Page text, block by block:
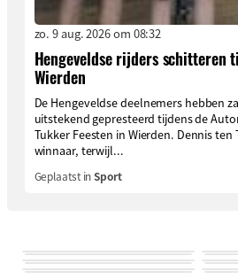
zo. 9 aug. 2026 om 08:32
Hengeveldse rijders schitteren
Wierden
De Hengeveldse deelnemers hebben
uitstekend gepresteerd tijdens de
Tukker Feesten in Wierden. Dennis
winnaar, terwijl...
Geplaatst inSport